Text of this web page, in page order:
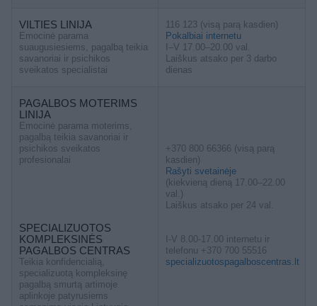
VILTIES LINIJA
Emocinė parama
suaugusiesiems, pagalbą teikia
savanoriai ir psichikos
sveikatos specialistai
116 123 (visą parą kasdien)
Pokalbiai internetu
I–V 17.00–20.00 val.
Laiškus atsako per 3 darbo
dienas
PAGALBOS MOTERIMS
LINIJA
Emocinė parama moterims,
pagalbą teikia savanoriai ir
psichikos sveikatos
profesionalai
SPECIALIZUOTOS
KOMPLEKSINĖS
PAGALBOS CENTRAS
Teikia konfidencialią,
specializuotą kompleksinę
pagalbą smurtą artimoje
aplinkoje patyrusiems
+370 800 66366 (visą parą
kasdien)
Rašyti svetainėje
(kiekvieną dieną 17.00–22.00
val.)
Laiškus atsako per 24 val.
I-V 8.00-17.00 internetu ir
telefonu +370 700 55516
specializuotospagalboscentras.lt